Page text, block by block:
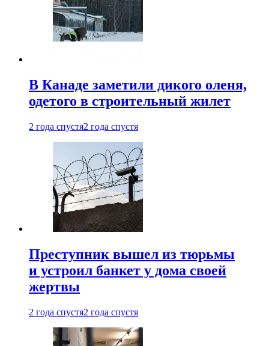
В Канаде заметили дикого оленя,
одетого в строительный жилет
2 года спустя2 года спустя
Преступник вышел из тюрьмы
и устроил банкет у дома своей
жертвы
2 года спустя2 года спустя